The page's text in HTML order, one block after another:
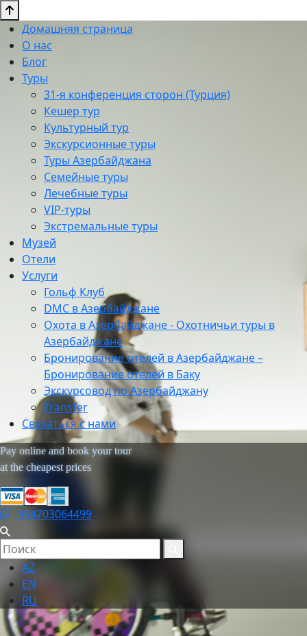
Домашняя страница
О нас
Блог
Туры
31-я конференция сторон (Турция)
Кешер тур
Культурный тур
Экскурсионные туры
Туры Азербайджана
Семейные туры
Лечебные туры
VIP-туры
Экстремальные туры
Музей
Отели
Услуги
Гольф Клуб
DMC в Азербайджане
Охота в Азербайджане - Охотничьи туры в
Азербайджане
Бронирование отелей в Азербайджане –
Бронирование отелей в Баку
Экскурсовод по Азербайджану
Transfer
Связаться с нами
Pay online and book your tour
at the cheapest prices
994703064499
AZ
EN
RU